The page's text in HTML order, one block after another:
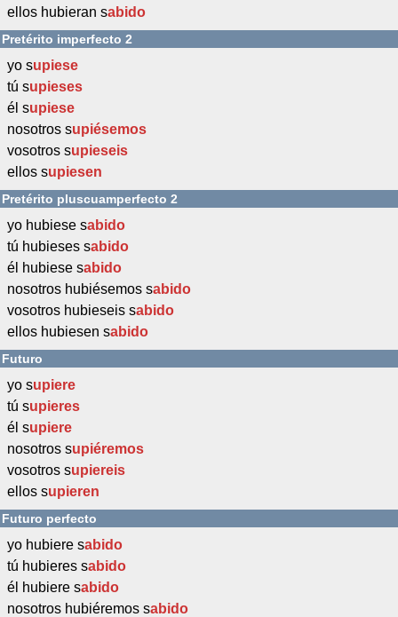
ellos hubieran sabido
Pretérito imperfecto 2
yo supiese
tú supieses
él supiese
nosotros supiésemos
vosotros supieseis
ellos supiesen
Pretérito pluscuamperfecto 2
yo hubiese sabido
tú hubieses sabido
él hubiese sabido
nosotros hubiésemos sabido
vosotros hubieseis sabido
ellos hubiesen sabido
Futuro
yo supiere
tú supieres
él supiere
nosotros supiéremos
vosotros supiereis
ellos supieren
Futuro perfecto
yo hubiere sabido
tú hubieres sabido
él hubiere sabido
nosotros hubiéremos sabido